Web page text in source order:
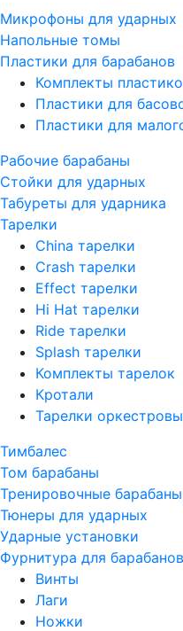
Микрофоны для ударных
Напольные томы
Пластики для барабанов
Комплекты
Пластики для
Пластики для
Рабочие барабаны
Стойки для ударных
Табуреты для ударника
Тарелки
China тарелки
Crash тарелки
Effect тарелки
Hi Hat тарелки
Ride тарелки
Splash тарелки
Комплекты тарелок
Кротали
Тарелки
Тимбалес
Том барабаны
Тренировочные
Тюнеры для ударных
Ударные установки
Фурнитура для барабанов
Винты
Лаги
Ножки